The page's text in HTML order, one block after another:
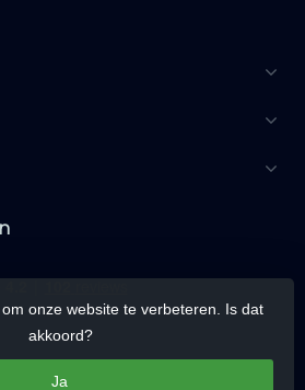
onze website te verbeteren. Is dat
akkoord?
Ja